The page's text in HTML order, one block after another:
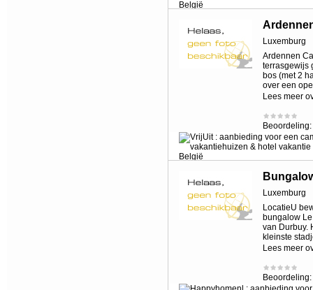
Luxemburg
Ardennen
terrasgewijs
bos (met 2
over een
Lees meer
Beoordeling:
Luxemburg
LocatieU
bungalow
van Durbuy.
kleinste
Lees meer
Beoordeling: